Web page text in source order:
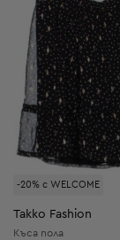
-20% с WELCOME
Takko Fashion
Къса пола